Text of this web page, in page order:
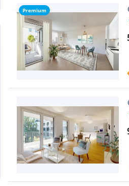
Premium